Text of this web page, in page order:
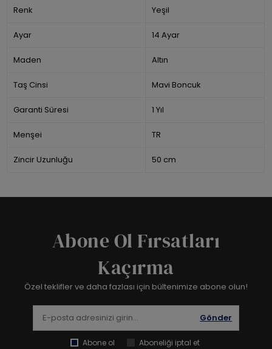
Renk Yeşil
Ayar 14 Ayar
Maden Altın
Taş Cinsi Mavi Boncuk
Garanti Süresi 1 Yıl
Menşei TR
Zincir Uzunluğu 50 cm
Abone Ol Fırsatları
Kaçırma
Özel teklifler ve daha fazlası için bültenimize abone olun!
Gönder
Abone ol Aboneliği iptal et